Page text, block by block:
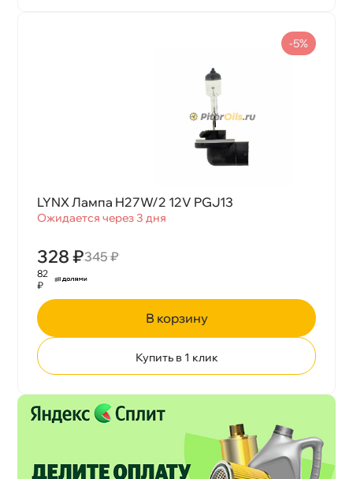
LYNX Лампа H27W/2 12V PGJ13
Ожидается через 3 дня
328 ₽345 ₽
-5%
82
₽
корзину
Купить в 1 клик